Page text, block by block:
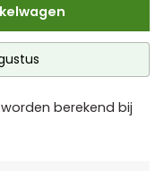
worden berekend bij